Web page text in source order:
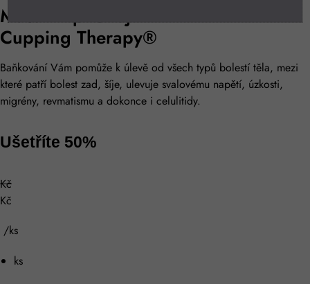
Masážní přístroj
Cupping Therapy®
Baňkování Vám pomůže k úlevě od všech typů bolestí těla, mezi
které patří bolest zad, šíje, ulevuje svalovému napětí, úzkosti,
migrény, revmatismu a dokonce i celulitidy.
Ušetříte 50%
Kč
Kč
/ks
ks